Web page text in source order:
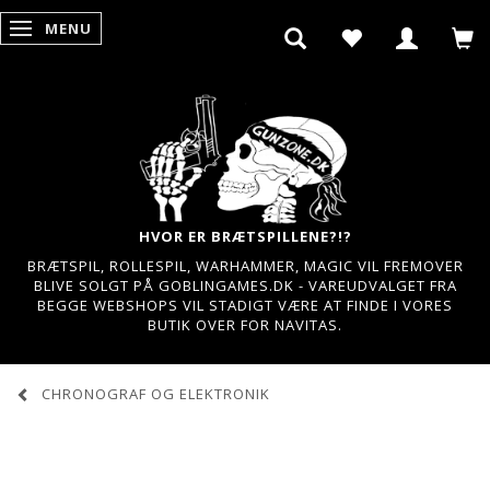
SKIFTE NAVIGATION
MENU
HVOR ER BRÆTSPILLENE?!?
BRÆTSPIL, ROLLESPIL, WARHAMMER, MAGIC VIL FREMOVER
BLIVE SOLGT PÅ GOBLINGAMES.DK - VAREUDVALGET FRA
BEGGE WEBSHOPS VIL STADIGT VÆRE AT FINDE I VORES
BUTIK OVER FOR NAVITAS.
CHRONOGRAF OG ELEKTRONIK